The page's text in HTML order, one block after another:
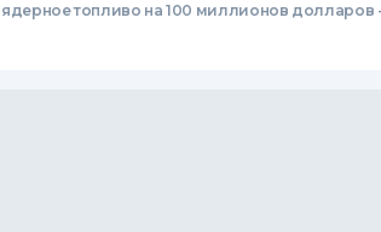
ядерное топливо на 100 миллионов долларов -